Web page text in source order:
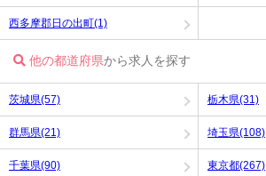
西多摩郡日の出町(1)
他の都道府県から求人を探す
茨城県(57) 栃木県(31)
群馬県(21) 埼玉県(108)
千葉県(90) 東京都(267)